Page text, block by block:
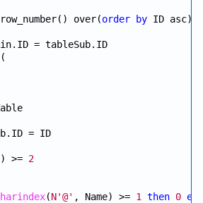
over(order by ID asc)
= tableSub.ID
= ID
>= 2
(N'@' , Name) >= 1 then 0